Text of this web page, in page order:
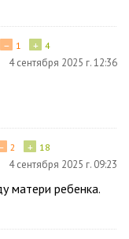
+ 4
− 1
4 сентября 2025 г. 12:36
+ 18
2
4 сентября 2025 г. 09:23
матери ребенка.